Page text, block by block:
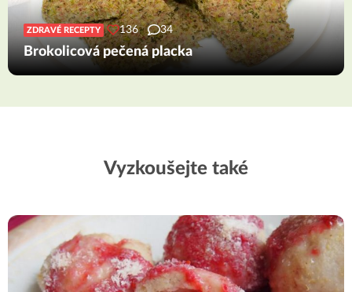
ZDRAVÉ RECEPTY 136 34
Brokolicová pečená placka
Vyzkoušejte také